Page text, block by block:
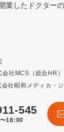
業したドクター
会社MCS（総合HR）
会社昭和メディカ・
545
18:00